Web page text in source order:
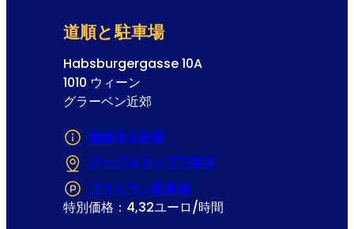
道順と駐車場
Habsburgergasse 10A
1010 ウィーン
グラーベン近郊
連絡先＆到着
グーグルマップで表示
フライウン駐車場
特別価格：4,32ユーロ/時間